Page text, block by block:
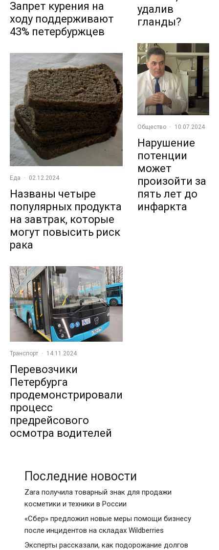
Запрет курения на
ходу поддерживают
43% петербуржцев
Еда · 02.12.2024
Названы четыре
популярных продукта
на завтрак, которые
могут повысить риск
рака
Транспорт · 14.11.2024
Перевозчики
Петербурга
продемонстрировали
процесс
предрейсового
осмотра водителей
удалив
гланды?
Общество · 10.07.2024
Нарушение
потенции
может
произойти за
пять лет до
инфаркта
Последние новости
Zara получила товарный знак для продажи
косметики и техники в России
«Сбер» предложил новые меры помощи бизнесу
после инцидентов на складах Wildberries
Эксперты рассказали, как подорожание долгов